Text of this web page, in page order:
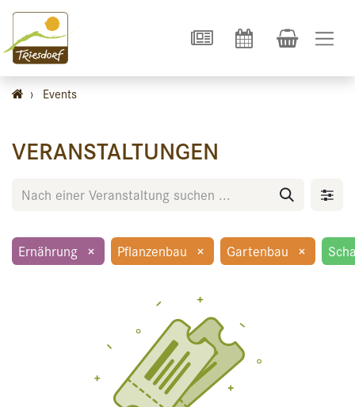
› Events
VERANSTALTUNGEN
Ernährung × Pflanzenbau × Gartenbau ×